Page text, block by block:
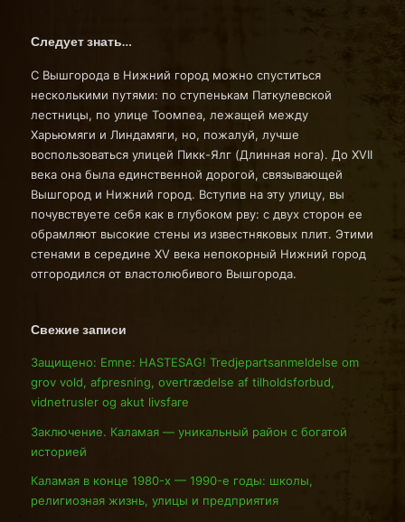
Следует знать…
С Вышгорода в Нижний город можно спуститься
несколькими путями: по ступенькам Паткулевской
лестницы, по улице Тоомпеа, лежащей между
Харьюмяги и Линдамяги, но, пожалуй, лучше
воспользоваться улицей Пикк-Ялг (Длинная нога). До XVII
века она была единственной дорогой, связывающей
Вышгород и Нижний город. Вступив на эту улицу, вы
почувствуете себя как в глубоком рву: с двух сторон ее
обрамляют высокие стены из известняковых плит. Этими
стенами в середине XV века непокорный Нижний город
отгородился от властолюбивого Вышгорода.
Свежие записи
Защищено: Emne: HASTESAG! Tredjepartsanmeldelse om
grov vold, afpresning, overtrædelse af tilholdsforbud,
vidnetrusler og akut livsfare
Заключение. Каламая — уникальный район с богатой
историей
Каламая в конце 1980-х — 1990-е годы: школы,
религиозная жизнь, улицы и предприятия